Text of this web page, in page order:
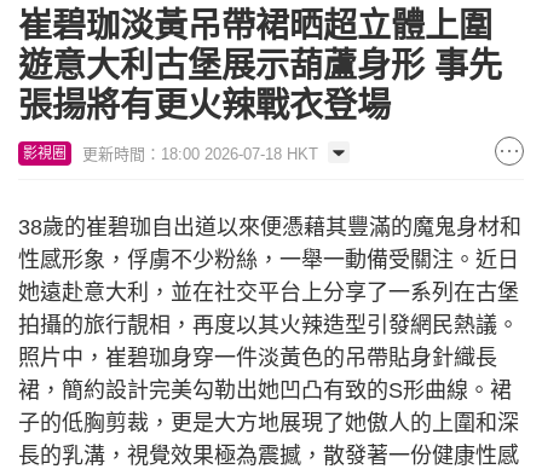
崔碧珈淡黃吊帶裙晒超立體上圍
遊意大利古堡展示葫蘆身形 事先
張揚將有更火辣戰衣登場
影視圈 更新時間：18:00 2026-07-18 HKT
38歲的崔碧珈自出道以來便憑藉其豐滿的魔鬼身材和
性感形象，俘虜不少粉絲，一舉一動備受關注。近日
她遠赴意大利，並在社交平台上分享了一系列在古堡
拍攝的旅行靚相，再度以其火辣造型引發網民熱議。
照片中，崔碧珈身穿一件淡黃色的吊帶貼身針織長
裙，簡約設計完美勾勒出她凹凸有致的S形曲線。裙
子的低胸剪裁，更是大方地展現了她傲人的上圍和深
長的乳溝，視覺效果極為震撼，散發著一份健康性感